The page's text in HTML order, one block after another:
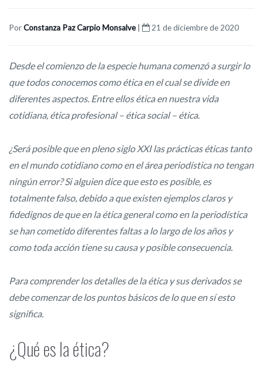
PorConstanza Paz Carpio Monsalve 21 de diciembre de 2020
Desde el comienzo de la especie humana comenzó a surgir lo
que todos conocemos como ética en el cual se divide en
diferentes aspectos. Entre ellos ética en nuestra vida
cotidiana, ética profesional – ética social – ética.
¿Será posible que en pleno siglo XXI las prácticas éticas tanto
en el mundo cotidiano como en el área periodística no tengan
ningún error? Si alguien dice que esto es posible, es
totalmente falso, debido a que existen ejemplos claros y
fidedignos de que en la ética general como en la periodística
se han cometido diferentes faltas a lo largo de los años y
como toda acción tiene su causa y posible consecuencia.
Para comprender los detalles de la ética y sus derivados se
debe comenzar de los puntos básicos de lo que en sí esto
significa.
¿Qué es la ética?